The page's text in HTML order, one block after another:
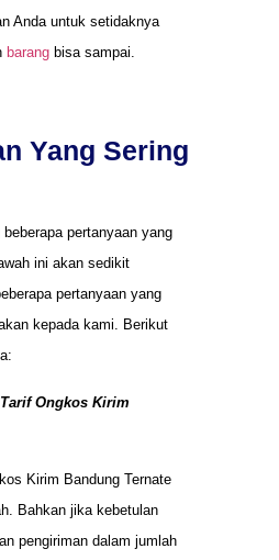
Anda untuk setidaknya
barang bisa sampai.
Yang Sering
pertanyaan yang
ini akan sedikit
pertanyaan yang
kepada kami. Berikut
Ongkos Kirim
Kirim Bandung Ternate
Bahkan jika kebetulan
pengiriman dalam jumlah